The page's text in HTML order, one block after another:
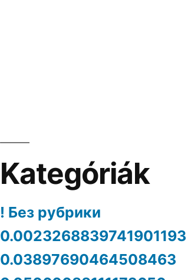
Kategóriák
! Без рубрики
0.0023268839741901193
0.03897690464508463